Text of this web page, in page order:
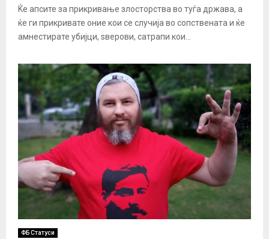
Ќе апсите за прикривање злосторства во туѓа држава, а
ќе ги прикривате оние кои се случија во сопствената и ќе
амнестирате убијци, ѕверови, сатрапи кои...
ФБ Статуси